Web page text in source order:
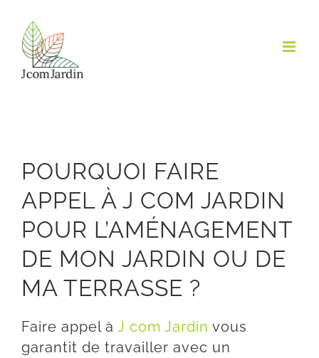
contenu
POURQUOI FAIRE
APPEL À J COM JARDIN
POUR L’AMÉNAGEMENT
DE MON JARDIN OU DE
MA TERRASSE ?
Faire appel à J com Jardin vous
garantit de travailler avec un